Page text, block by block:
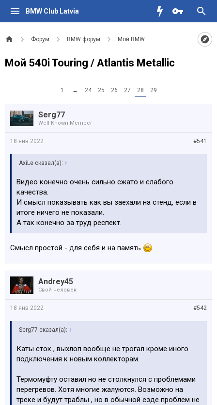
BMW Club Latvia
Форум BMW форум Мой BMW
Мой 540i Touring / Atlantis Metallic
1 ← 24 25 26 27 28 29
Serg77
Well-Known Member
#541
18 янв 2022
AxiLe сказал(а): ↑
Видео конечно очень сильно сжато и слабого
качества.
И смысл показывать как вы заехали на стенд, если в
итоге ничего не показали.
А так конечно за труд респект.
Смысл простой - для себя и на память
Andrey45
Свой человек
#542
18 янв 2022
Serg77 сказал(а): ↑
Каты сток , выхлоп вообще не трогал кроме иного
подключения к новым коллекторам.
Термомуфту оставил но не столкнулся с проблемами
перегревов. Хотя многие жалуются. Возможно на
треке и будут траблы , но в обычной езде проблем не